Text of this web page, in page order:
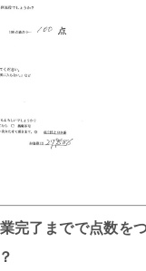
完了までで点数を